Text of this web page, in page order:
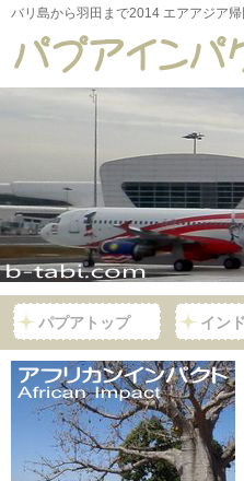
バリ島から羽田まで2014 エアアジア帰
パプアトップ イン